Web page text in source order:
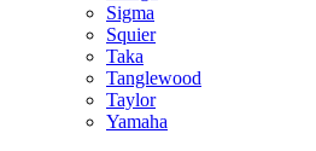
Sigma
Squier
Taka
Tanglewood
Taylor
Yamaha